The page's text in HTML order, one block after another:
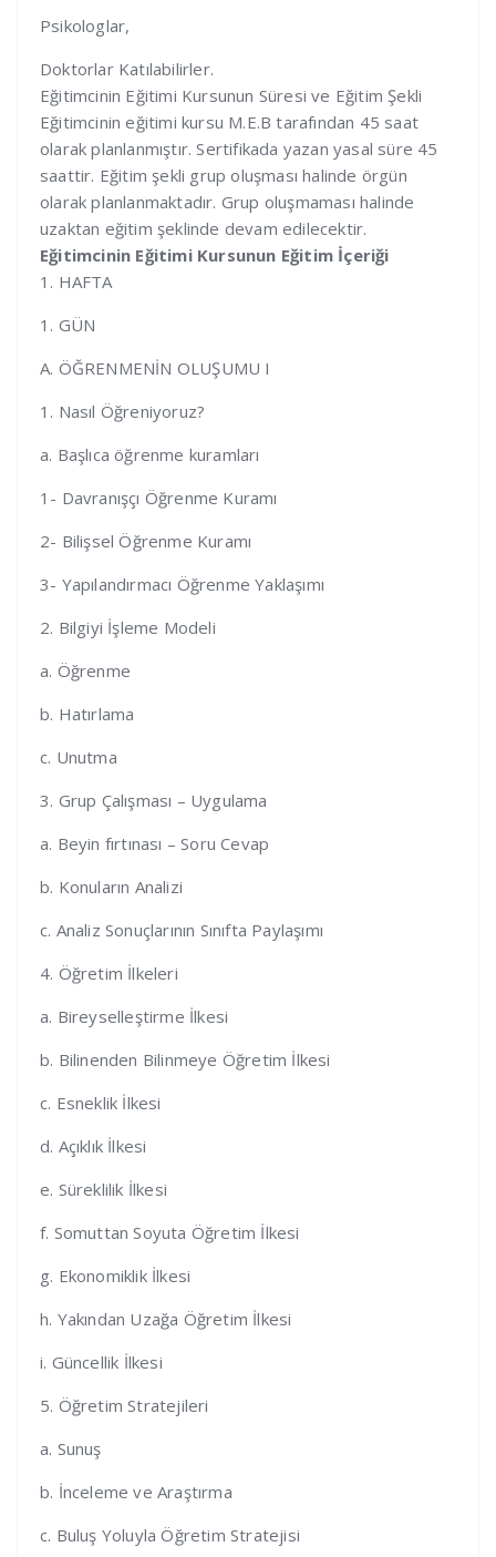
Psikologlar,
Doktorlar Katılabilirler.
Eğitimcinin Eğitimi Kursunun Süresi ve Eğitim Şekli
Eğitimcinin eğitimi kursu M.E.B tarafından 45 saat
olarak planlanmıştır. Sertifikada yazan yasal süre 45
saattir. Eğitim şekli grup oluşması halinde örgün
olarak planlanmaktadır. Grup oluşmaması halinde
uzaktan eğitim şeklinde devam edilecektir.
Eğitimcinin Eğitimi Kursunun Eğitim İçeriği
1. HAFTA
1. GÜN
A. ÖĞRENMENİN OLUŞUMU I
1. Nasıl Öğreniyoruz?
a. Başlıca öğrenme kuramları
1- Davranışçı Öğrenme Kuramı
2- Bilişsel Öğrenme Kuramı
3- Yapılandırmacı Öğrenme Yaklaşımı
2. Bilgiyi İşleme Modeli
a. Öğrenme
b. Hatırlama
c. Unutma
3. Grup Çalışması – Uygulama
a. Beyin fırtınası – Soru Cevap
b. Konuların Analizi
c. Analiz Sonuçlarının Sınıfta Paylaşımı
4. Öğretim İlkeleri
a. Bireyselleştirme İlkesi
b. Bilinenden Bilinmeye Öğretim İlkesi
c. Esneklik İlkesi
d. Açıklık İlkesi
e. Süreklilik İlkesi
f. Somuttan Soyuta Öğretim İlkesi
g. Ekonomiklik İlkesi
h. Yakından Uzağa Öğretim İlkesi
i. Güncellik İlkesi
5. Öğretim Stratejileri
a. Sunuş
b. İnceleme ve Araştırma
c. Buluş Yoluyla Öğretim Stratejisi